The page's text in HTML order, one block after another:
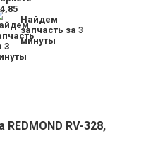
Найдем
запчасть за 3
минуты
RV-328,